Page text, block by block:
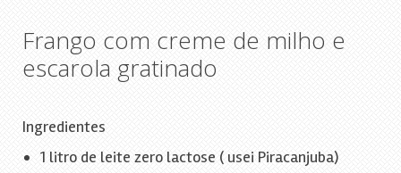
Frango com creme de milho e
escarola gratinado
Ingredientes
1 litro de leite zero lactose ( usei Piracanjuba)